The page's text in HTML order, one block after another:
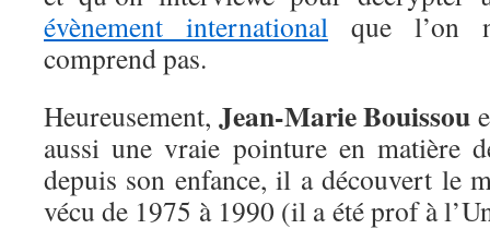
évènement international que l’on
comprend pas.
Heureusement, Jean-Marie Bouissou
aussi une vraie pointure en matière
depuis son enfance, il a découvert le
vécu de 1975 à 1990 (il a été prof à